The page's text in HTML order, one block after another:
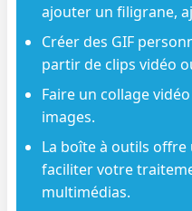
ajouter un filigrane,
Créer des GIF
partir de clips vidéo
Faire un collage
images.
La boîte à outils
faciliter votre
multimédias.